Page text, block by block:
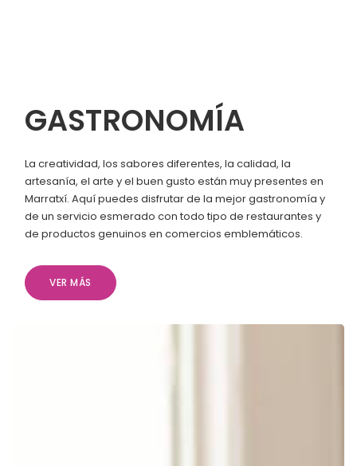
GASTRONOMÍA
La creatividad, los sabores diferentes, la calidad, la
artesanía, el arte y el buen gusto están muy presentes en
Marratxí. Aquí puedes disfrutar de la mejor gastronomía y
de un servicio esmerado con todo tipo de restaurantes y
de productos genuinos en comercios emblemáticos.
VER MÁS